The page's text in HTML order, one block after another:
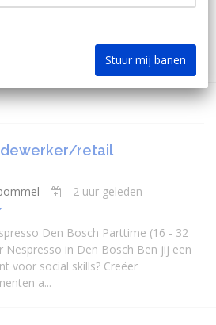
Maandag
retail
2 uur geleden
Den Bosch Parttime (16 - 32
Nespresso in Den Bosch Ben jij een
voor social skills? Creëer
a...
Stuur mij banen